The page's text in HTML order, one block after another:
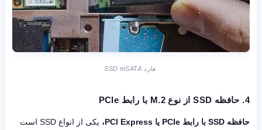
هارد SSD mSATA
4. حافظه SSD از نوع M.2 با رابط PCIe
حافظه SSD با رابط PCIe یا PCI Express،
یکی از انواع SSD است